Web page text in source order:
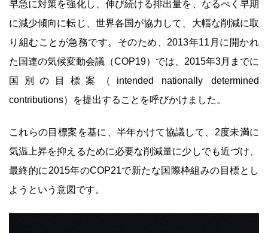
早急に対策を強化し、伸び続ける排出量を、なるべく早期
に減少傾向に転じ、世界各国が協力して、大幅な削減に取
り組むことが急務です。そのため、2013年11月に開かれ
た国連の気候変動会議（COP19）では、2015年3月までに
国別の目標案（intended nationally determined
contributions）を提出することを呼びかけました。
これらの目標案を基に、半年かけて協議して、2度未満に
気温上昇を抑えるために必要な削減量に少しでも近づけ、
最終的に2015年のCOP21で新たな国際枠組みの目標とし
ようという意図です。